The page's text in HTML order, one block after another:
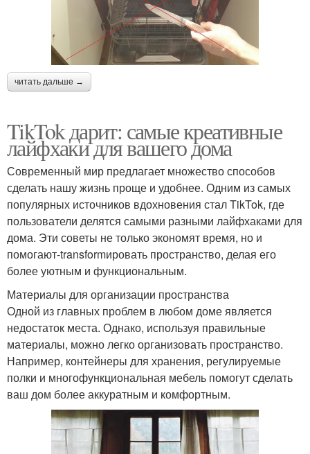
читать дальше →
TikTok дарит: самые креативные
лайфхаки для вашего дома
Современный мир предлагает множество способов
сделать нашу жизнь проще и удобнее. Одним из самых
популярных источников вдохновения стал TikTok, где
пользователи делятся самыми разными лайфхаками для
дома. Эти советы не только экономят время, но и
помогают-transformировать пространство, делая его
более уютным и функциональным.
Материалы для организации пространства
Одной из главных проблем в любом доме является
недостаток места. Однако, используя правильные
материалы, можно легко организовать пространство.
Например, контейнеры для хранения, регулируемые
полки и многофункциональная мебель помогут сделать
ваш дом более аккуратным и комфортным.